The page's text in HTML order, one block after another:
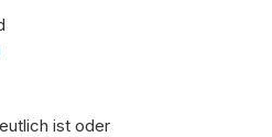
ist oder